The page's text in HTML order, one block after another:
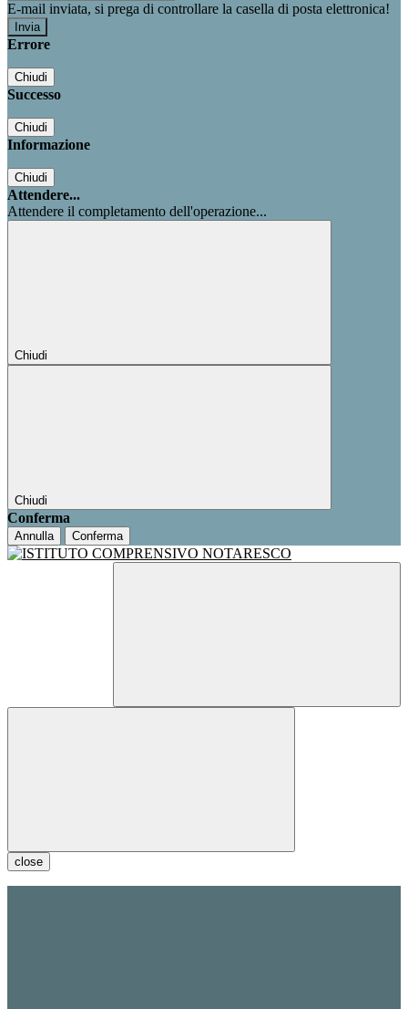
E-mail inviata, si prega di controllare la casella di posta elettronica!
Errore
Chiudi
Successo
Chiudi
Informazione
Chiudi
Attendere...
Attendere il completamento dell'operazione...
Chiudi
Chiudi
Conferma
Annulla Conferma
close